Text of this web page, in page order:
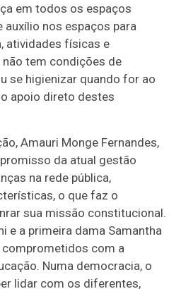
em todos os espaços
auxílio nos espaços para
atividades físicas e
não tem condições de
se higienizar quando for ao
apoio direto destes
Amauri Monge Fernandes,
da atual gestão
na rede pública,
o que faz o
sua missão constitucional.
e a primeira dama Samantha
comprometidos com a
Numa democracia, o
lidar com os diferentes,